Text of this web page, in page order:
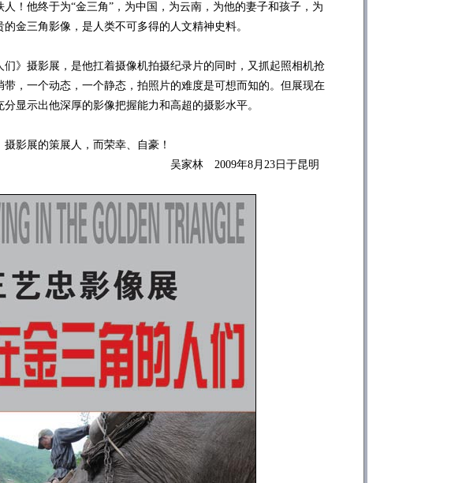
他终于为“金三角”，为中国，为云南，为他的妻子和孩子，为
金三角影像，是人类不可多得的人文精神史料。
摄影展，是他扛着摄像机拍摄纪录片的同时，又抓起照相机抢
，一个动态，一个静态，拍照片的难度是可想而知的。但展现在
显示出他深厚的影像把握能力和高超的摄影水平。
展的策展人，而荣幸、自豪！
年8月23日于昆明